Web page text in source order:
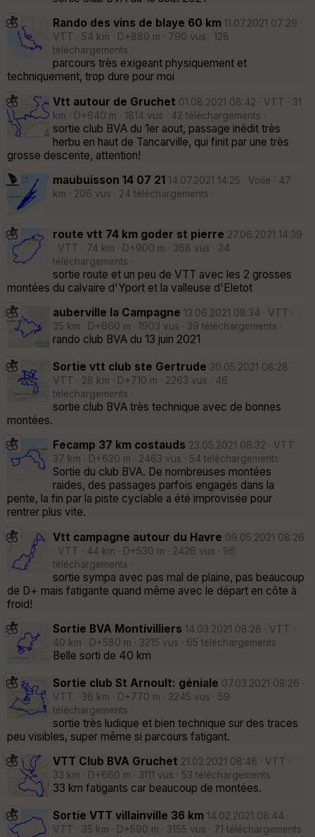
Rando des vins de blaye 60 km 11.07.2021 07:29 ·
VTT · 54 km · D+880 m · 790 vus · 128
téléchargements ·
parcours très exigeant physiquement et
techniquement, trop dure pour moi
Vtt autour de Gruchet 01.08.2021 08:42 · VTT · 31
km · D+640 m · 1814 vus · 42 téléchargements ·
sortie club BVA du 1er aout, passage inédit très
herbu en haut de Tancarville, qui finit par une très
grosse descente, attention!
maubuisson 14 07 21 14.07.2021 14:25 · Voile · 47
km · 206 vus · 24 téléchargements ·
route vtt 74 km goder st pierre 27.06.2021 14:39
· VTT · 74 km · D+900 m · 368 vus · 34
téléchargements ·
sortie route et un peu de VTT avec les 2 grosses
montées du calvaire d'Yport et la valleuse d'Eletot
auberville la Campagne 13.06.2021 08:34 · VTT ·
35 km · D+660 m · 1903 vus · 39 téléchargements ·
rando club BVA du 13 juin 2021
Sortie vtt club ste Gertrude 30.05.2021 08:28 ·
VTT · 28 km · D+710 m · 2263 vus · 46
téléchargements ·
sortie club BVA très technique avec de bonnes
montées.
Fecamp 37 km costauds 23.05.2021 08:32 · VTT ·
37 km · D+620 m · 2463 vus · 54 téléchargements ·
Sortie du club BVA. De nombreuses montées
raides, des passages parfois engagés dans la
pente, la fin par la piste cyclable a été improvisée pour
rentrer plus vite.
Vtt campagne autour du Havre 09.05.2021 08:26
· VTT · 44 km · D+530 m · 2426 vus · 96
téléchargements ·
sortie sympa avec pas mal de plaine, pas beaucoup
de D+ mais fatigante quand même avec le départ en côte à
froid!
Sortie BVA Montivilliers 14.03.2021 08:28 · VTT ·
40 km · D+580 m · 3215 vus · 65 téléchargements ·
Belle sorti de 40 km
Sortie club St Arnoult: géniale 07.03.2021 08:26 ·
VTT · 36 km · D+770 m · 3245 vus · 59
téléchargements ·
sortie très ludique et bien technique sur des traces
peu visibles, super même si parcours fatigant.
VTT Club BVA Gruchet 21.02.2021 08:46 · VTT ·
33 km · D+660 m · 3111 vus · 53 téléchargements ·
33 km fatigants car beaucoup de montées.
Sortie VTT villainville 36 km 14.02.2021 08:44 ·
VTT · 35 km · D+590 m · 3155 vus · 71 téléchargements